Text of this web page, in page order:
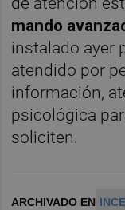
mando
instalado ayer
atendido por
información,
psicológica
soliciten.
ARCHIVADO EN